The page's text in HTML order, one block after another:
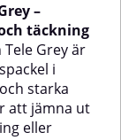
gör
smidig och
gör den idealisk
hemmafixare.
särskilt väl för
plastytor där
–
täckning
Grey är
i
starka
att jämna ut
eller